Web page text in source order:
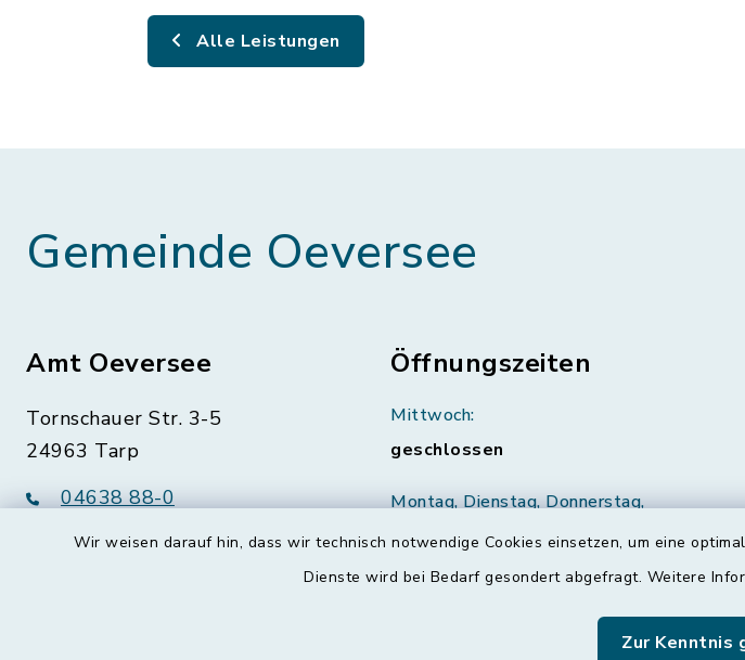
Wir weisen darauf hin, dass wir technisch notwendige Cookies einsetzen, um eine
Dienste wird bei Bedarf gesondert abgefragt. Weitere
Zur Kenntnis
Alle Leistungen
Gemeinde Oeversee
Amt Oeversee
Tornschauer Str. 3-5
24963 Tarp
04638 88-0
04638 88-11
Öffnungszeiten
Mittwoch:
geschlossen
Montag, Dienstag, Donnerstag,